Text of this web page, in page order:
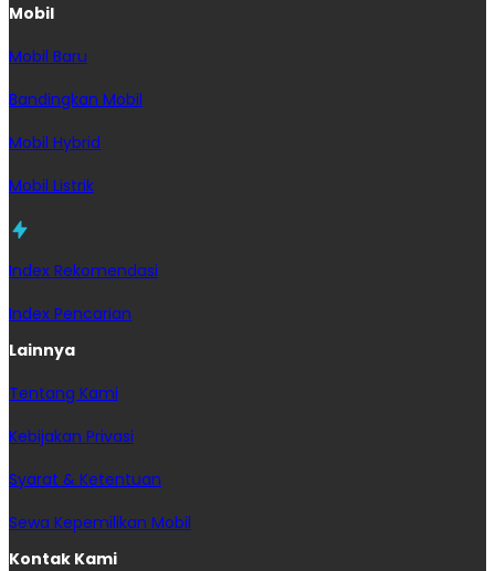
Mobil
Mobil Baru
Bandingkan Mobil
Mobil Hybrid
Mobil Listrik
Index Rekomendasi
Index Pencarian
Lainnya
Tentang Kami
Kebijakan Privasi
Syarat & Ketentuan
Sewa Kepemilikan Mobil
Kontak Kami